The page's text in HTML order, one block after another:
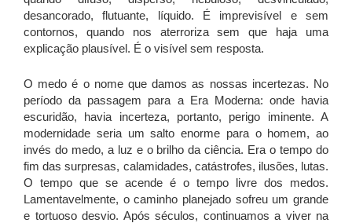
desancorado, flutuante, líquido. É imprevisível e sem
contornos, quando nos aterroriza sem que haja uma
explicação plausível. É o visível sem resposta.
O medo é o nome que damos as nossas incertezas. No
período da passagem para a Era Moderna: onde havia
escuridão, havia incerteza, portanto, perigo iminente. A
modernidade seria um salto enorme para o homem, ao
invés do medo, a luz e o brilho da ciência. Era o tempo do
fim das surpresas, calamidades, catástrofes, ilusões, lutas.
O tempo que se acende é o tempo livre dos medos.
Lamentavelmente, o caminho planejado sofreu um grande
e tortuoso desvio. Após séculos, continuamos a viver na